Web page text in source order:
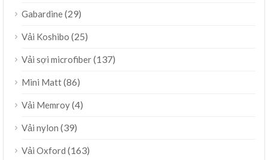
Gabardine(29)
Vải Koshibo (25)
Vải sợi microfiber(137)
Mini Matt(86)
Vải Memroy(4)
Vải nylon (39)
Vải Oxford (163)